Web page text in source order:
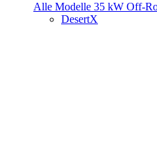
Alle Modelle 35 kW Off-
DesertX